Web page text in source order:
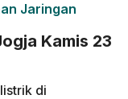
Jaringan
Kamis 23
di